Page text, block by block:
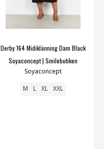
Derby 164 Midiklänning Dam Black
Soyaconcept | Smilebutiken
Soyaconcept
M L XL XXL